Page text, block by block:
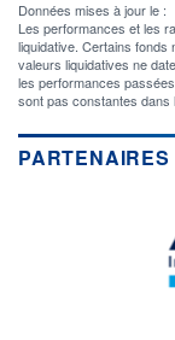
Données mises à jour le :
Les performances et les
liquidative. Certains fonds
valeurs liquidatives ne
les performances
sont pas constantes dans
PARTENAIRES